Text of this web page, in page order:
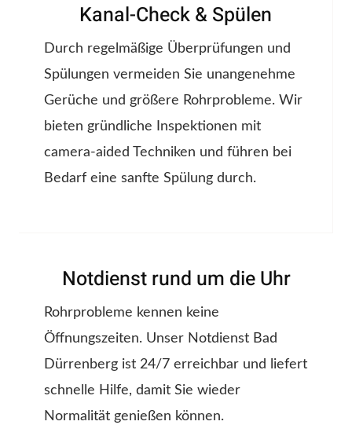
Kanal-Check & Spülen
Durch regelmäßige Überprüfungen und
Spülungen vermeiden Sie unangenehme
Gerüche und größere Rohrprobleme. Wir
bieten gründliche Inspektionen mit
camera-aided Techniken und führen bei
Bedarf eine sanfte Spülung durch.
Notdienst rund um die Uhr
Rohrprobleme kennen keine
Öffnungszeiten. Unser Notdienst Bad
Dürrenberg ist 24/7 erreichbar und liefert
schnelle Hilfe, damit Sie wieder
Normalität genießen können.